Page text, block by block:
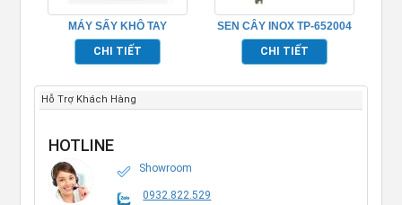
MÁY SẤY KHÔ TAY
PHÒNG TẮM TP695163
CHI TIẾT
SEN CÂY INOX TP-652004
CHI TIẾT
Hỗ Trợ Khách Hàng
HOTLINE
Showroom
0932.822.529